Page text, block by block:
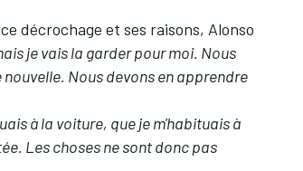
décrochage et ses raisons, Alonso
je vais la garder pour moi. Nous
Nous devons en apprendre
à la voiture, que je m'habituais à
Les choses ne sont donc pas